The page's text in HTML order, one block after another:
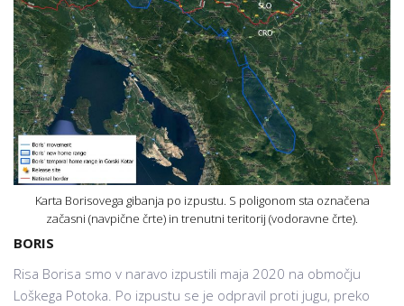
Karta Borisovega gibanja po izpustu. S poligonom sta označena
začasni (navpične črte) in trenutni teritorij (vodoravne črte).
BORIS
Risa Borisa smo v naravo izpustili maja 2020 na območju
Loškega Potoka. Po izpustu se je odpravil proti jugu, preko